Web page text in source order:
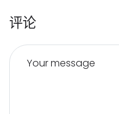
评论
Your message